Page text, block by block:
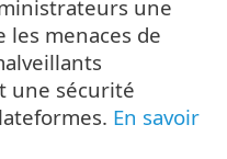
une
les menaces de
une sécurité
En savoir